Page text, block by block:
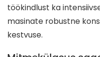
töökindlust ka
masinate robustne
kestvuse.